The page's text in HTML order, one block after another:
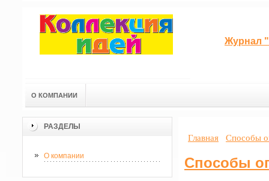
Журнал
О КОМПАНИИ
РАЗДЕЛЫ
О компании
Главная Способы
Способы